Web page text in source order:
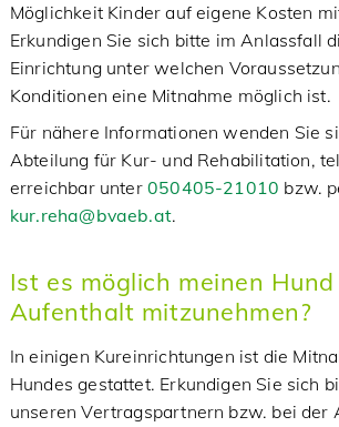
Möglichkeit Kinder auf eigene Kosten
Erkundigen Sie sich bitte im Anlassfall
Einrichtung unter welchen
Konditionen eine Mitnahme möglich ist.
Für nähere Informationen wenden Sie
Abteilung für Kur- und Rehabilitation,
erreichbar unter050405-21010 bzw.
kur.reha@bvaeb.at.
Ist es möglich meinen Hund
Aufenthalt mitzunehmen?
In einigen Kureinrichtungen ist die
Hundes gestattet. Erkundigen Sie sich
unseren Vertragspartnern bzw. bei der